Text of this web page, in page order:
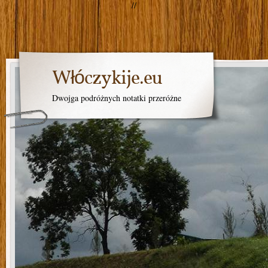
//
Włóczykije.eu
Dwojga podróżnych notatki przeróżne